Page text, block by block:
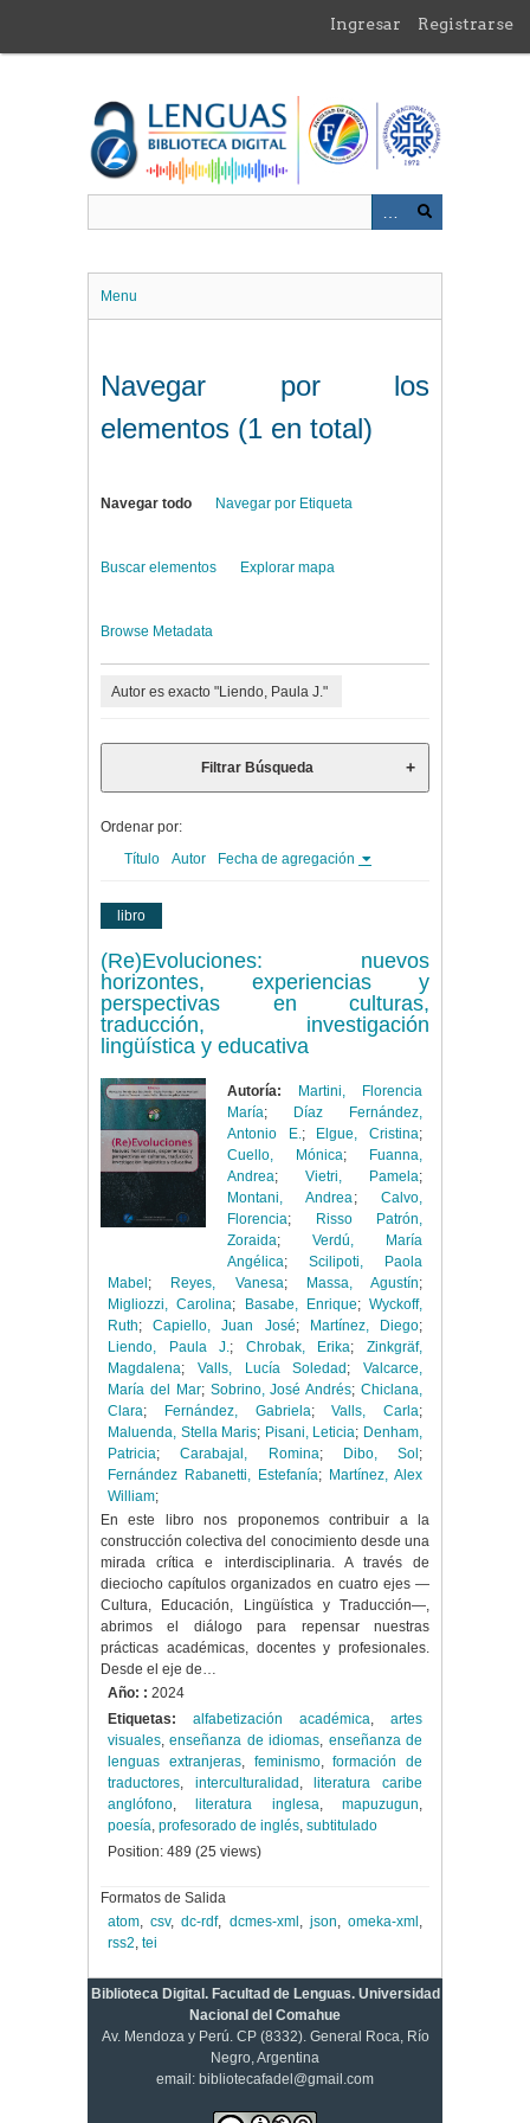
contenido
Ingresar Registrarse
Menu
Navegar por los
elementos (1 en total)
Navegar todo Navegar por Etiqueta
Buscar elementos Explorar mapa
Browse Metadata
Autor es exacto "Liendo, Paula J."
Filtrar Búsqueda
Ordenar por:
Título
Autor Fecha de agregación
libro
(Re)Evoluciones: nuevos
horizontes, experiencias y
perspectivas en culturas,
traducción, investigación
lingüística y educativa
Autoría:
Martini, Florencia
María;
Díaz Fernández,
Antonio E.; Elgue, Cristina;
Cuello, Mónica;
Fuanna,
Andrea; Vietri, Pamela;
Montani, Andrea;Calvo,
Florencia;
Risso Patrón,
Zoraida; Verdú, María
Angélica; Scilipoti, Paola
Mabel ; Reyes, Vanesa; Massa, Agustín;
Migliozzi, Carolina; Basabe, Enrique; Wyckoff,
Ruth;Capiello, Juan José; Martínez, Diego;
Liendo, Paula J.; Chrobak, Erika;Zinkgräf,
Magdalena; Valls, Lucía Soledad ; Valcarce,
María del Mar; Sobrino, José Andrés;Chiclana,
Clara; Fernández, Gabriela;Valls, Carla;
Maluenda, Stella Maris; Pisani, Leticia; Denham,
Patricia;Carabajal, Romina; Dibo, Sol ;
Fernández Rabanetti, Estefanía; Martínez, Alex
William;
En este libro nos proponemos contribuir a la
construcción colectiva del conocimiento desde una
mirada crítica e interdisciplinaria. A través de
dieciocho capítulos organizados en cuatro ejes —
Cultura, Educación, Lingüística y Traducción—,
abrimos el diálogo para repensar nuestras
prácticas académicas, docentes y profesionales.
Desde el eje de…
Año: : 2024
Etiquetas:
alfabetización académica, artes
visuales,enseñanza de idiomas, enseñanza de
lenguas extranjeras, feminismo,formación de
traductores, interculturalidad ,
literatura caribe
anglófono, literatura inglesa,mapuzugun,
poesía, profesorado de inglés, subtitulado
Position: 489 (25 views)
Formatos de Salida
atom,csv,dc-rdf, dcmes-xml , json,omeka-xml ,
rss2, tei
Biblioteca Digital. Facultad de Lenguas. Universidad
Nacional del Comahue
Av. Mendoza y Perú. CP (8332). General Roca, Río
Negro, Argentina
email: bibliotecafadel@gmail.com